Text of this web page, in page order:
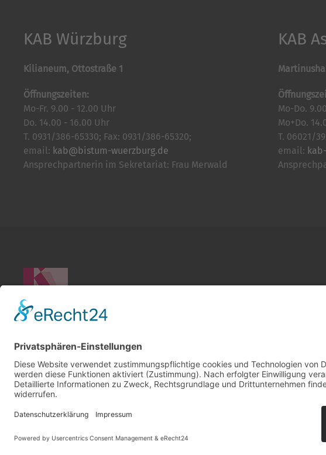
KAB Würzburg
Kilianeum, Ottostraße 1
Öffnungszeiten:
Mo-Fr. 9.00 - 12.00 Uhr
Do. 14.00 - 16.00 Uhr
T. 0931/386-65330; Fax: 0931/386-65320;
email: kab@bistum-wuerzburg.de
Ansprechpartnerin im Sekretariat: Frau Merwald
KAB
Mo-Do.
Mo+Do.
T. 06021/
email: